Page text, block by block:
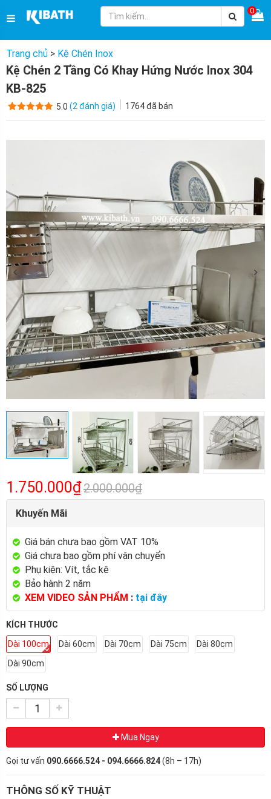
0
Trang chủ > Kệ Chén Inox
Kệ Chén 2 Tầng Có Khay Hứng Nước Inox 304
KB-825
5.0
5.0trên 5
2
(2 đánh giá) 1764đã bán
1.750.000₫2.000.000₫
Khuyến Mãi
Giá bán chưa bao gồm VAT 10%
Giá chưa bao gồm phí vận chuyển
Phụ kiện: Vít, tắc kê
Bảo hành 2 năm
XEM VIDEO SẢN PHẨM : tại đây
KÍCH THƯỚC
Dài 100cm
Dài 60cm Dài 70cm Dài 75cm
Dài 80cm
Dài 90cm
SỐ LƯỢNG
Mua Ngay
Gọi tư vấn 090.6666.524 - 094.6666.824(8h – 17h)
THÔNG SỐ KỸ THUẬT